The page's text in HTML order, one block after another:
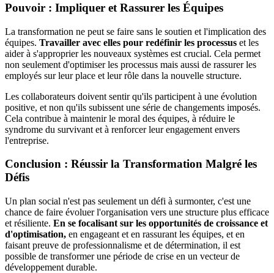
Pouvoir : Impliquer et Rassurer les Équipes
La transformation ne peut se faire sans le soutien et l'implication des
équipes. Travailler avec elles pour redéfinir les processus et les
aider à s'approprier les nouveaux systèmes est crucial. Cela permet
non seulement d'optimiser les processus mais aussi de rassurer les
employés sur leur place et leur rôle dans la nouvelle structure.
Les collaborateurs doivent sentir qu'ils participent à une évolution
positive, et non qu'ils subissent une série de changements imposés.
Cela contribue à maintenir le moral des équipes, à réduire le
syndrome du survivant et à renforcer leur engagement envers
l'entreprise.
Conclusion : Réussir la Transformation Malgré les
Défis
Un plan social n'est pas seulement un défi à surmonter, c'est une
chance de faire évoluer l'organisation vers une structure plus efficace
et résiliente. En se focalisant sur les opportunités de croissance et
d'optimisation, en engageant et en rassurant les équipes, et en
faisant preuve de professionnalisme et de détermination, il est
possible de transformer une période de crise en un vecteur de
développement durable.